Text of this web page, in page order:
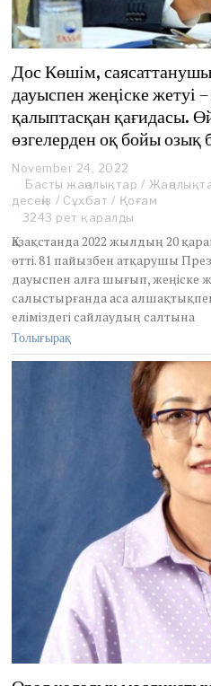
Дос Көшім,
дауыспен жеңіске жетуі
қалыптасқан қағидасы.
өзгелерден оқ бойы озық
November 24, 2022
o
v
e
b
e
r
2
5
0
2
2
Басты жаңалықтар /
десеңіз / Сұхбат / Қоғам
3243 рет қаралды
Қазақстанда 2022 жылдың 20
өтті. 81 пайызбен атқарушы
дауыспен алға шығып, жеңіске
салыстырғанда аса
еліміздегі сайлаудың салтына
Толығырақ